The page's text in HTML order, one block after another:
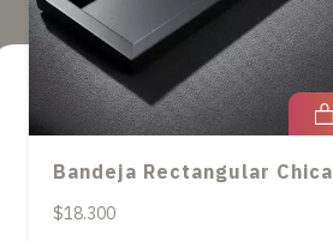
Bandeja Rectangular Chica
$18.300